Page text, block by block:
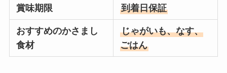
賞味期限 到着日保証
おすすめのかさまし
食材
じゃがいも、なす、
ごはん